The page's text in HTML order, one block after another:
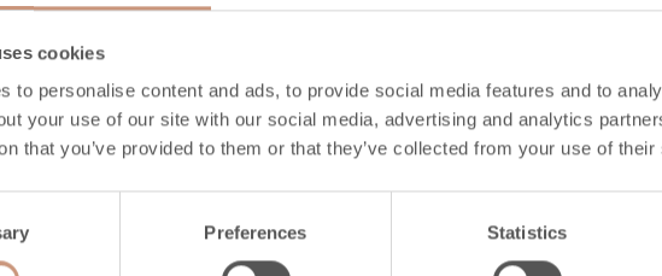
cookies
to personalise content and ads, to provide social media features and to
your use of our site with our social media, advertising and analytics
that you’ve provided to them or that they’ve collected from your use of
Preferences Statistics
kW 10,0
≤ 1500